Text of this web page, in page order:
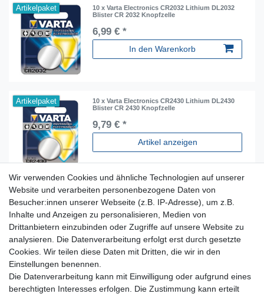
Artikelpaket
10 x Varta Electronics CR2032 Lithium DL2032
Blister CR 2032 Knopfzelle
6,99 € *
In den Warenkorb
Artikelpaket
10 x Varta Electronics CR2430 Lithium DL2430
Blister CR 2430 Knopfzelle
9,79 € *
Artikel anzeigen
Für Fragen zu unseren Produkten und Bestellungen
erreichen Sie uns per E-Mail oder Telefon:
+49 5741 9099422 oder
info@dein-bau-projekt.de
Versand und Zahlung
Impressum
Wir verwenden Cookies und ähnliche Technologien auf unserer
Website und verarbeiten personenbezogene Daten von
Besucher:innen unserer Webseite (z.B. IP-Adresse), um z.B.
Inhalte und Anzeigen zu personalisieren, Medien von
Drittanbietern einzubinden oder Zugriffe auf unsere Website zu
analysieren. Die Datenverarbeitung erfolgt erst durch gesetzte
Cookies. Wir teilen diese Daten mit Dritten, die wir in den
Einstellungen benennen.
Die Datenverarbeitung kann mit Einwilligung oder aufgrund eines
berechtigten Interesses erfolgen. Die Zustimmung kann erteilt